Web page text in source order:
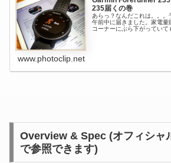
235届くの巻
あらっ？なんだこれは。。。
午前中に届きました。家電量
コーナーにぶら下がっていて
www.photoclip.net
Overview & Spec (オフィシャ
で参照できます)